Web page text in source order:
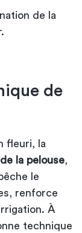
de la
de
fleuri, la
la pelouse
le
renforce
À
technique